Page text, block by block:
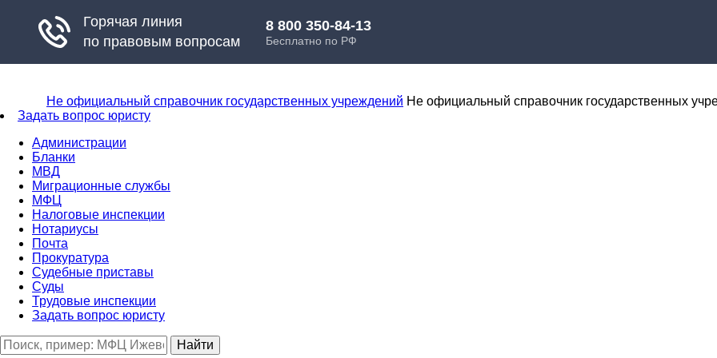
Не официальный справочник государственных учреждений Не официальный справочник государственных
Задать вопрос юристу
Администрации
Бланки
МВД
Миграционные службы
МФЦ
Налоговые инспекции
Нотариусы
Почта
Прокуратура
Судебные приставы
Суды
Трудовые инспекции
Задать вопрос юристу